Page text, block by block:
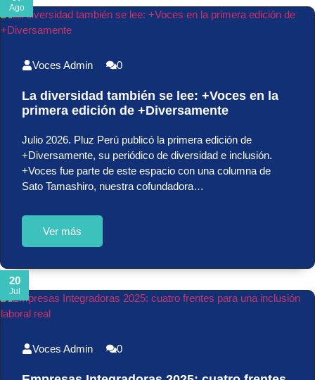
Ago
Voces Admin 0
La diversidad también se lee: +Voces en la
primera edición de +Diversamente
Julio 2026. Pluz Perú publicó la primera edición de
+Diversamente, su periódico de diversidad e inclusión.
+Voces fue parte de este espacio con una columna de
Sato Tamashiro, nuestra cofundadora…
Ver más
20
Jul
Voces Admin 0